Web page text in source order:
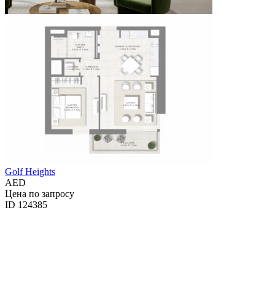
Golf Heights
AED
Цена по запросу
ID 124385